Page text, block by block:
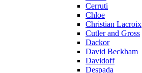
Cerruti
Chloe
Christian Lacroix
Cutler and Gross
Dackor
David Beckham
Davidoff
Despada